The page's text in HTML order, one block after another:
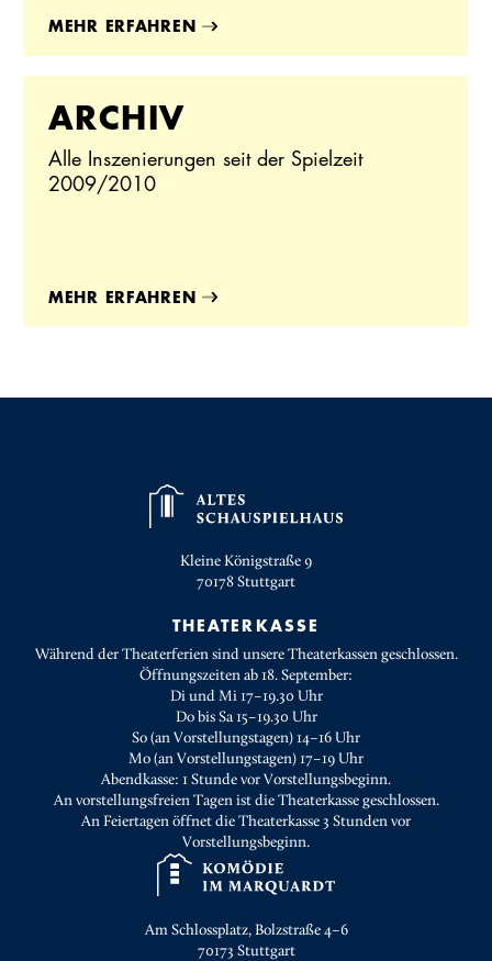
MEHR ERFAHREN
ARCHIV
Alle Inszenierungen seit der Spielzeit
2009/2010
MEHR ERFAHREN
Kleine Königstraße 9
70178Stuttgart
THEATERKASSE
Während der Theaterferien sind unsere Theaterkassen geschlossen.
Öffnungszeiten ab 18. September:
Di und Mi 17–19.30 Uhr
Do bis Sa 15–19.30 Uhr
So (an Vorstellungstagen) 14–16 Uhr
Mo (an Vorstellungstagen) 17–19 Uhr
Abendkasse: 1 Stunde vor Vorstellungsbeginn.
An vorstellungsfreien Tagen ist die Theaterkasse geschlossen.
An Feiertagen öffnet die Theaterkasse 3 Stunden vor
Vorstellungsbeginn.
Am Schlossplatz, Bolzstraße 4–6
70173 Stuttgart